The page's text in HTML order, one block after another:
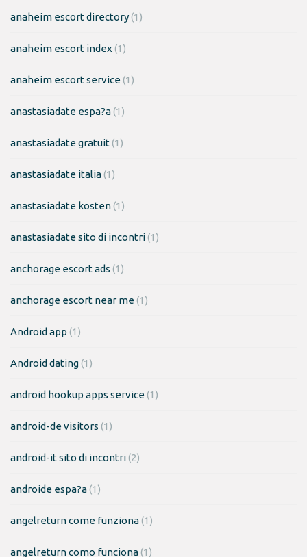
anaheim escort directory(1)
anaheim escort index (1)
anaheim escort service(1)
anastasiadate espa?a(1)
anastasiadate gratuit(1)
anastasiadate italia(1)
anastasiadate kosten(1)
anastasiadate sito di incontri(1)
anchorage escort ads (1)
anchorage escort near me(1)
Android app (1)
Android dating(1)
android hookup apps service(1)
android-de visitors (1)
android-it sito di incontri(2)
androide espa?a(1)
angelreturn come funziona(1)
angelreturn como funciona(1)